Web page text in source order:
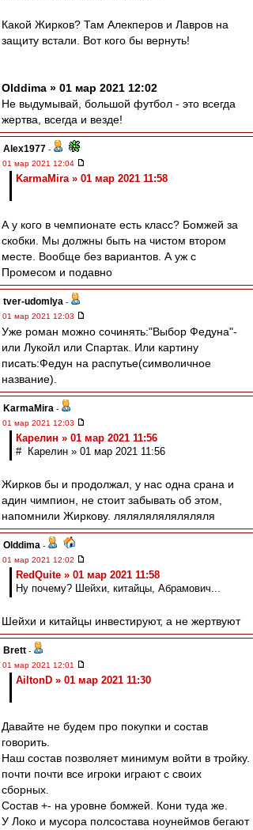
Какой Жирков? Там Алекперов и Лавров на
защиту встали. Вот кого бы вернуть!
Olddima » 01 мар 2021 12:02
Не выдумывай, большой футбол - это всегда
жертва, всегда и везде!
Alex1977 -
01 мар 2021 12:04
KarmaMira » 01 мар 2021 11:58
А у кого в чемпионате есть класс? Бомжей за
скобки. Мы должны быть на чистом втором
месте. Вообще без вариантов. А уж с
Промесом и подавно
tver-udomlya -
01 мар 2021 12:03
Уже роман можно сочинять:"Выбор Федуна"-
или Лукойл или Спартак. Или картину
писать:Федун на распутье(символичное
название).
KarmaMira -
01 мар 2021 12:03
Карелин » 01 мар 2021 11:56
# Карелин » 01 мар 2021 11:56
Жирков бы и продолжал, у нас одна срана и
адин чимпион, не стоит забывать об этом,
напомнили Жиркову. ляляляляляляляля
Olddima -
01 мар 2021 12:02
RedQuite » 01 мар 2021 11:58
Ну почему? Шейхи, китайцы, Абрамович...
Шейхи и китайцы инвестируют, а не жертвуют
Brett -
01 мар 2021 12:01
AiltonD » 01 мар 2021 11:30
Давайте не будем про покупки и состав
говорить.
Наш состав позволяет минимум войти в тройку.
почти почти все игроки играют с своих
сборных.
Состав +- на уровне бомжей. Кони туда же.
У Локо и мусора полсостава ноунеймов бегают